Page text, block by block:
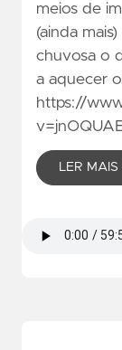
meios de
(ainda
chuvosa o
a aquecer
https://
LER MAIS